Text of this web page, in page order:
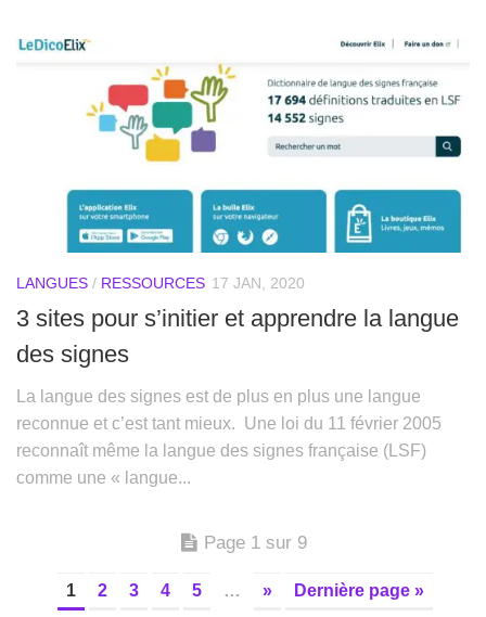
LANGUES / RESSOURCES 17 JAN, 2020
3 sites pour s’initier et apprendre la langue
des signes
La langue des signes est de plus en plus une langue
reconnue et c’est tant mieux. Une loi du 11 février 2005
reconnaît même la langue des signes française (LSF)
comme une « langue...
Page 1 sur 9
1 2 3 4 5 … » Dernière page »